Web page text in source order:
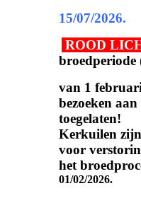
15/07/2026.
ROOD
broedperiode
van 1
bezoeken
toegelaten!
Kerkuilen
voor
het
01/02/2026.